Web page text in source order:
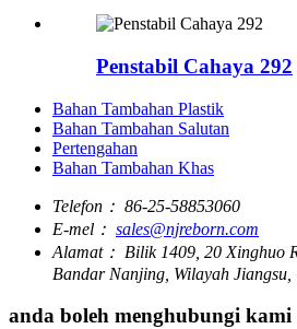
Penstabil Cahaya 292
Bahan Tambahan Plastik
Bahan Tambahan Salutan
Pertengahan
Bahan Tambahan Khas
Telefon： 86-25-58853060
E-mel： sales@njreborn.com
Alamat： Bilik 1409, 20 Xinghuo
Bandar Nanjing, Wilayah
anda boleh menghubungi kami